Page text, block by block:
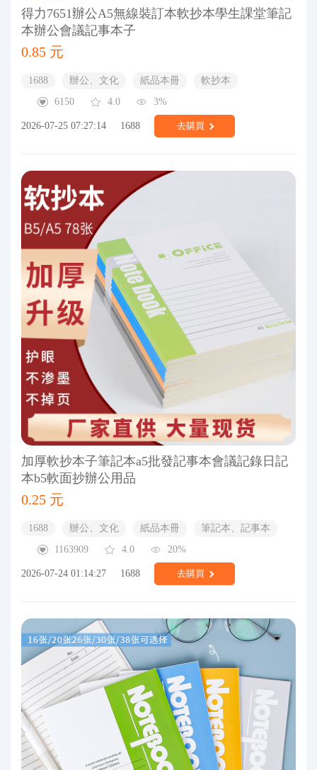
得力7651辦公A5無線裝訂本軟抄本學生課堂筆記
本辦公會議記事本子
0.85 元
1688 辦公、文化 紙品本冊
軟抄本
6150
4.0 3%
2026-07-25 07:27:14 1688 去購買
加厚軟抄本子筆記本a5批發記事本會議記錄日記
本b5軟面抄辦公用品
0.25 元
1688 辦公、文化 紙品本冊
筆記本、記事本
1163909
4.0 20%
2026-07-24 01:14:27 1688 去購買